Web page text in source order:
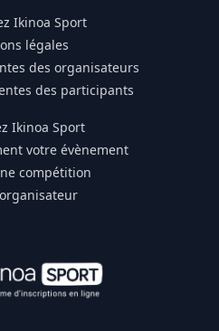
Ikinoa Sport
légales
des organisateurs
des participants
Ikinoa Sport
votre évènement
compétition